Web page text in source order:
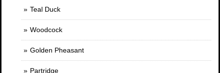
Teal Duck
Woodcock
Golden Pheasant
Partridge